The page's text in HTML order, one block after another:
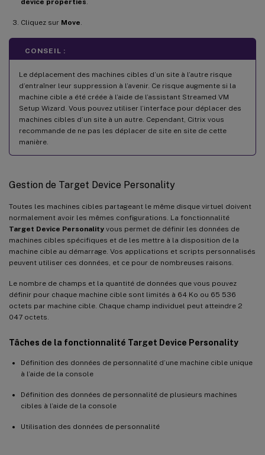
Cliquez sur Move
CONSEIL :
Le déplacement des machines cibles d’un site à l’autre risque
d’entraîner leur suppression à l’avenir. Ce risque augmente si la
machine cible a été créée à l’aide de l’assistant Streamed VM
Setup Wizard. Vous pouvez utiliser l’interface pour déplacer des
machines cibles d’un site à un autre. Cependant, Citrix vous
recommande de ne pas les déplacer de site en site de cette
manière.
Gestion de Target Device Personality
Toutes les machines cibles partageant le même disque virtuel doivent
normalement avoir les mêmes configurations. La fonctionnalité
Target Device Personality vous permet de définir les données de
machines cibles spécifiques et de les mettre à la disposition de la
machine cible au démarrage. Vos applications et scripts personnalisés
peuvent utiliser ces données, et ce pour de nombreuses raisons.
Le nombre de champs et la quantité de données que vous pouvez
définir pour chaque machine cible sont limités à 64 Ko ou 65 536
octets par machine cible. Chaque champ individuel peut atteindre 2
047 octets.
Tâches de la fonctionnalité Target Device Personality
Définition des données de personnalité d’une machine cible unique
à l’aide de la console
Définition des données de personnalité de plusieurs machines
cibles à l’aide de la console
Utilisation des données de personnalité